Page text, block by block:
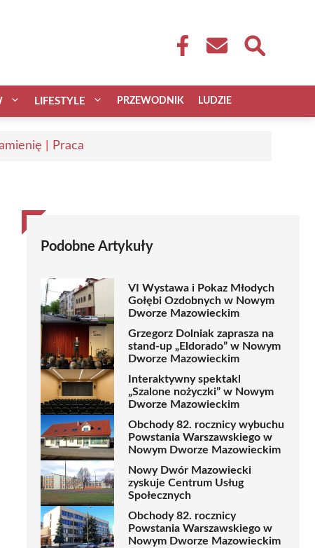
LIFESTYLE PRZEWODNIK LUDZIE
| Praca
Podobne Artykuły
VI Wystawa i Pokaz Młodych
Gołębi Ozdobnych w Nowym
Dworze Mazowieckim
Grzegorz Dolniak zaprasza na
stand-up „Eldorado” w Nowym
Dworze Mazowieckim
Interaktywny spektakl
„Szalone nożyczki” w Nowym
Dworze Mazowieckim
Obchody 82. rocznicy wybuchu
Powstania Warszawskiego w
Nowym Dworze Mazowieckim
Nowy Dwór Mazowiecki
zyskuje Centrum Usług
Społecznych
Obchody 82. rocznicy
Powstania Warszawskiego w
Nowym Dworze Mazowieckim